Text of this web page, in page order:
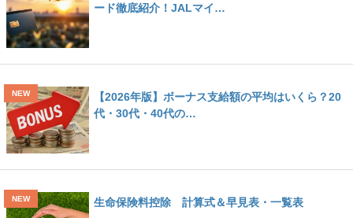
ード徹底紹介！JALマイ…
【2026年版】ボーナス支給額の平均はいくら？20
代・30代・40代の…
生命保険料控除 計算式＆早見表・一覧表